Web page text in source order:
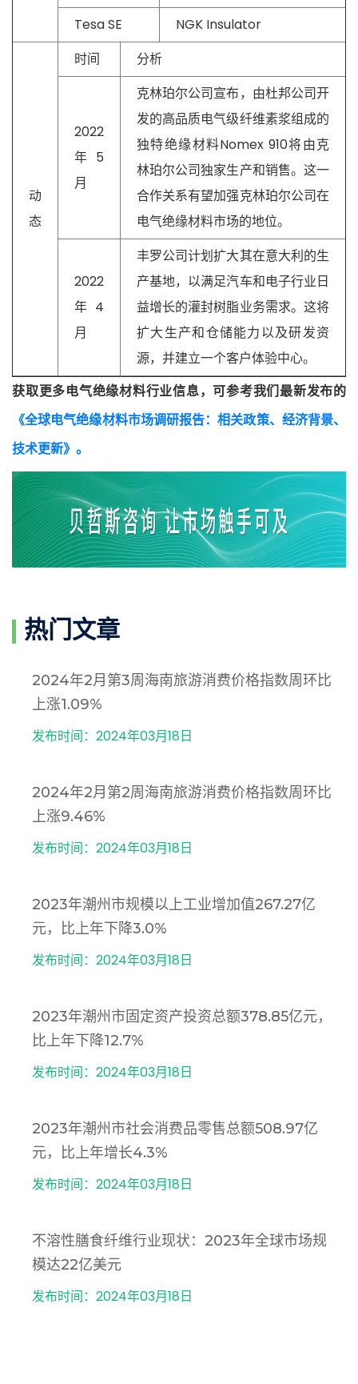
Tesa SE NGK Insulator
动
态
时间 分析
2022
年5
月
克林珀尔公司宣布，由杜邦公司开
发的高品质电气级纤维素浆组成的
独特绝缘材料Nomex 910将由克
林珀尔公司独家生产和销售。这一
合作关系有望加强克林珀尔公司在
电气绝缘材料市场的地位。
2022
年4
月
丰罗公司计划扩大其在意大利的生
产基地，以满足汽车和电子行业日
益增长的灌封树脂业务需求。这将
扩大生产和仓储能力以及研发资
源，并建立一个客户体验中心。
获取更多电气绝缘材料行业信息，可参考我们最新发布的
《全球电气绝缘材料市场调研报告：相关政策、经济背景、
技术更新》 。
热门文章
2024年2月第3周海南旅游消费价格指数周环比
上涨1.09%
发布时间：2024年03月18日
2024年2月第2周海南旅游消费价格指数周环比
上涨9.46%
发布时间：2024年03月18日
2023年潮州市规模以上工业增加值267.27亿
元，比上年下降3.0%
发布时间：2024年03月18日
2023年潮州市固定资产投资总额378.85亿元，
比上年下降12.7%
发布时间：2024年03月18日
2023年潮州市社会消费品零售总额508.97亿
元，比上年增长4.3%
发布时间：2024年03月18日
不溶性膳食纤维行业现状：2023年全球市场规
模达22亿美元
发布时间：2024年03月18日